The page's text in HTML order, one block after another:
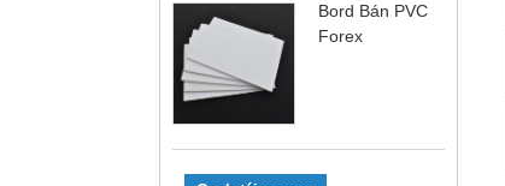
Bord Bán PVC
Forex